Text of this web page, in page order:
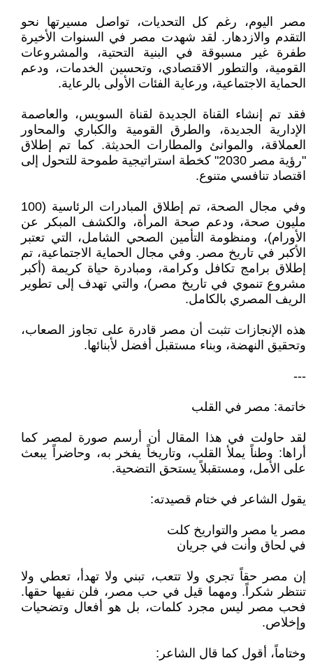
مصر اليوم، رغم كل التحديات، تواصل مسيرتها نحو
التقدم والازدهار. لقد شهدت مصر في السنوات الأخيرة
طفرة غير مسبوقة في البنية التحتية، والمشروعات
القومية، والتطور الاقتصادي، وتحسين الخدمات، ودعم
الحماية الاجتماعية، ورعاية الفئات الأولى بالرعاية.
فقد تم إنشاء القناة الجديدة لقناة السويس، والعاصمة
الإدارية الجديدة، والطرق القومية والكباري والمحاور
العملاقة، والموانئ والمطارات الحديثة. كما تم إطلاق
"رؤية مصر 2030" كخطة استراتيجية طموحة للتحول إلى
اقتصاد تنافسي متنوع.
وفي مجال الصحة، تم إطلاق المبادرات الرئاسية (100
مليون صحة، ودعم صحة المرأة، والكشف المبكر عن
الأورام)، ومنظومة التأمين الصحي الشامل، التي تعتبر
الأكبر في تاريخ مصر. وفي مجال الحماية الاجتماعية، تم
إطلاق برامج تكافل وكرامة، ومبادرة حياة كريمة (أكبر
مشروع تنموي في تاريخ مصر)، والتي تهدف إلى تطوير
الريف المصري بالكامل.
هذه الإنجازات تثبت أن مصر قادرة على تجاوز الصعاب،
وتحقيق النهضة، وبناء مستقبل أفضل لأبنائها.
---
خاتمة: مصر في القلب
لقد حاولت في هذا المقال أن أرسم صورة لمصر كما
أراها: وطناً يملأ القلب، وتاريخاً يفخر به، وحاضراً يبعث
على الأمل، ومستقبلاً يستحق التضحية.
يقول الشاعر في ختام قصيدته:
مصر يا مصر والتواريخ كلت
في لحاق وأنت في جريان
إن مصر حقاً تجري ولا تتعب، تبني ولا تهدأ، تعطي ولا
تنتظر شكراً. ومهما قيل في حب مصر، فلن نفيها حقها.
فحب مصر ليس مجرد كلمات، بل هو أفعال وتضحيات
وإخلاص.
وختاماً، أقول كما قال الشاعر: